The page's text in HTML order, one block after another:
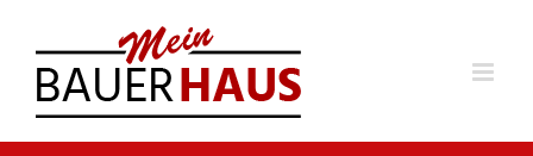
Inhalt
springen